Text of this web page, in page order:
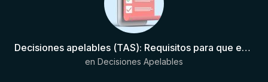
Decisiones apelables (TAS): Requisitos para que exista una decisión
en Decisiones Apelables